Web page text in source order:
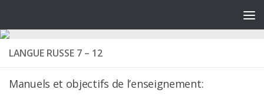
LANGUE RUSSE 7 – 12
Manuels et objectifs de l’enseignement: